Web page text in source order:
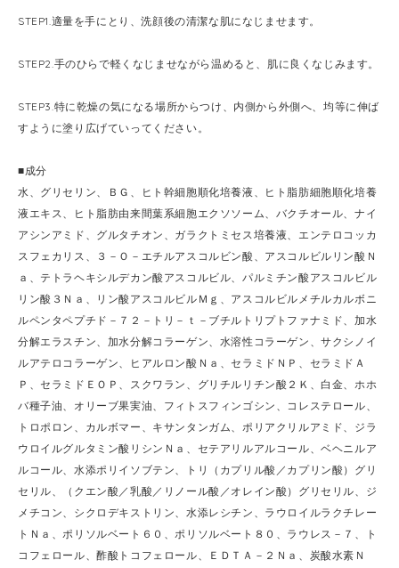
STEP1.適量を手にとり、洗顔後の清潔な肌になじませます。
STEP2.手のひらで軽くなじませながら温めると、肌に良くなじみます。
STEP3.特に乾燥の気になる場所からつけ、内側から外側へ、均等に伸ば
すように塗り広げていってください。
■成分
水、グリセリン、ＢＧ、ヒト幹細胞順化培養液、ヒト脂肪細胞順化培養
液エキス、ヒト脂肪由来間葉系細胞エクソソーム、バクチオール、ナイ
アシンアミド、グルタチオン、ガラクトミセス培養液、エンテロコッカ
スフェカリス、３－Ｏ－エチルアスコルビン酸、アスコルビルリン酸Ｎ
ａ、テトラヘキシルデカン酸アスコルビル、パルミチン酸アスコルビル
リン酸３Ｎａ、リン酸アスコルビルＭｇ、アスコルビルメチルカルボニ
ルペンタペプチド－７２－トリ－ｔ－ブチルトリプトファナミド、加水
分解エラスチン、加水分解コラーゲン、水溶性コラーゲン、サクシノイ
ルアテロコラーゲン、ヒアルロン酸Ｎａ、セラミドＮＰ、セラミドＡ
Ｐ、セラミドＥＯＰ、スクワラン、グリチルリチン酸２Ｋ、白金、ホホ
バ種子油、オリーブ果実油、フィトスフィンゴシン、コレステロール、
トロポロン、カルボマー、キサンタンガム、ポリアクリルアミド、ジラ
ウロイルグルタミン酸リシンＮａ、セテアリルアルコール、ベヘニルア
ルコール、水添ポリイソブテン、トリ（カプリル酸／カプリン酸）グリ
セリル、（クエン酸／乳酸／リノール酸／オレイン酸）グリセリル、ジ
メチコン、シクロデキストリン、水添レシチン、ラウロイルラクチレー
トＮａ、ポリソルベート６０、ポリソルベート８０、ラウレス－７、ト
コフェロール、酢酸トコフェロール、ＥＤＴＡ－２Ｎａ、炭酸水素Ｎ